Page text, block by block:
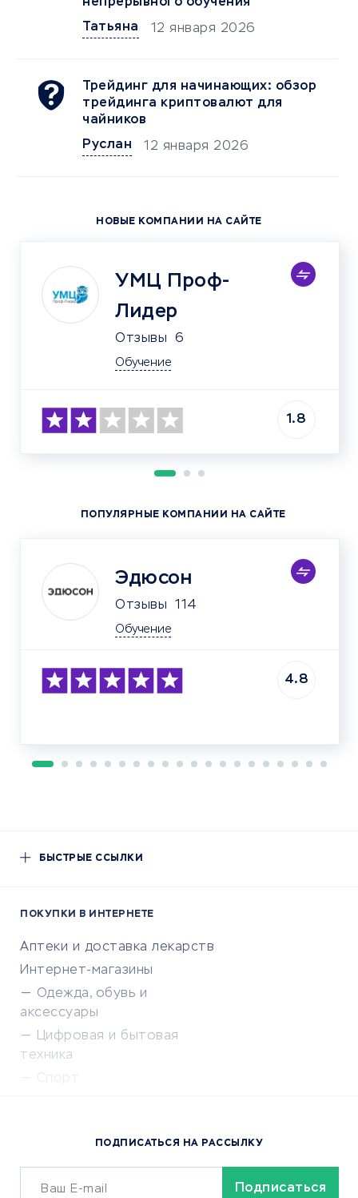
Татьяна
12 января 2026
Трейдинг для начинающих: обзор
трейдинга криптовалют для
чайников
Руслан
12 января 2026
НОВЫЕ КОМПАНИИ НА САЙТЕ
УМЦ Проф-
Лидер
Отзывы 6
Обучение
1.8
ПОПУЛЯРНЫЕ КОМПАНИИ НА САЙТЕ
Эдюсон
Отзывы 114
Обучение
4.8
БЫСТРЫЕ ССЫЛКИ
ПОКУПКИ В ИНТЕРНЕТЕ
Аптеки и доставка лекарств
Интернет-магазины
Одежда, обувь и
аксессуары
Цифровая и бытовая
техника
Спорт
Сервисы доставки
ОБУЧЕНИЕ И РАБОТА
ПОДПИСАТЬСЯ НА РАССЫЛКУ